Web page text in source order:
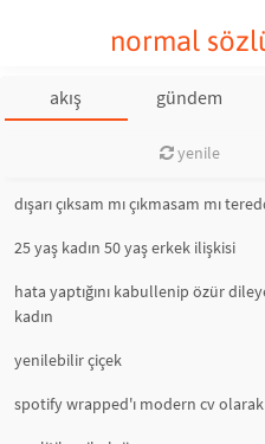
normal
akış gündem
yenile
dışarı çıksam mı çıkmasam mı
25 yaş kadın 50 yaş erkek ilişkisi
hata yaptığını kabullenip özür
kadın
yenilebilir çiçek
spotify wrapped'ı modern cv